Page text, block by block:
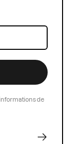
informations de